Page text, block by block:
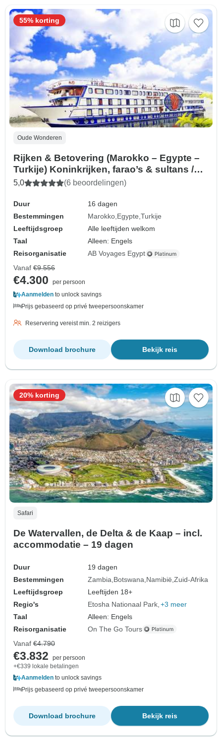
Oude Wonderen
Rijken & Betovering (Marokko – Egypte –
Turkije) Koninkrijken, farao’s & sultans /
inclusief internationale vluchten
5,0 (6 beoordelingen)
Duur
16 dagen
Bestemmingen
Marokko Egypte Turkije
Leeftijdsgroep
Alle leeftijden welkom
Taal
Alleen: Engels
Reisorganisatie
AB Voyages Egypt
55% korting
Vanaf €9.556
€4.300
per persoon
Aanmelden to unlock savings
Prijs gebaseerd op privé tweepersoonskamer
Reservering vereist min. 2 reizigers
Bekijk reis
Download brochure
Safari
De Watervallen, de Delta & de Kaap – incl.
accommodatie – 19 dagen
Duur
19 dagen
Bestemmingen
Zambia Botswana Namibië Zuid-Afrika
Leeftijdsgroep
Leeftijden 18+
Regio's
Etosha Nationaal Park +3 meer
Taal
Alleen: Engels
Reisorganisatie
On The Go Tours
20% korting
Vanaf €4.790
€3.832
per persoon
+€339 lokale betalingen
Aanmelden to unlock savings
Prijs gebaseerd op privé tweepersoonskamer
Bekijk reis
Download brochure